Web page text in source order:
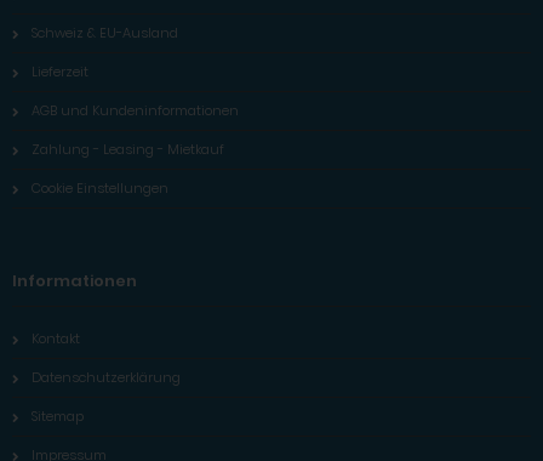
Schweiz & EU-Ausland
Lieferzeit
AGB und Kundeninformationen
Zahlung - Leasing - Mietkauf
Cookie Einstellungen
Informationen
Kontakt
Datenschutzerklärung
Sitemap
Impressum